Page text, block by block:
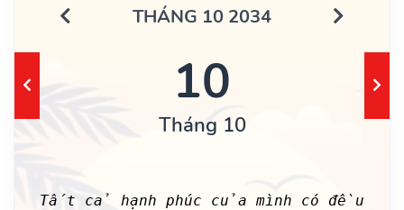
THÁNG 10 2034
10
Tháng 10
Tất cả hạnh phúc của mình có đều